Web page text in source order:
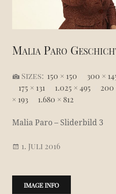
Malia Paro
Sizes: 150 × 150 300 ×
175 × 131 1.025 × 495 200
× 193
1.680 × 812
Malia Paro – Sliderbild 3
1. Juli 2016
IMAGE INFO